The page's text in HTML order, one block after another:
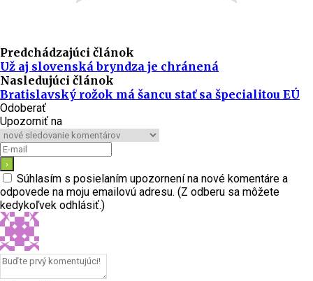
Predchádzajúci článok
Už aj slovenská bryndza je chránená
Nasledujúci článok
Bratislavský rožok má šancu stať sa špecialitou EÚ
Odoberať
Upozorniť na
Súhlasím s posielaním upozornení na nové komentáre a
odpovede na moju emailovú adresu. (Z odberu sa môžete
kedykoľvek odhlásiť.)